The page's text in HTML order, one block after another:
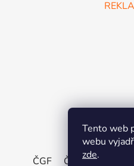
Tento web
webu
zde.
ČGF ČSMG